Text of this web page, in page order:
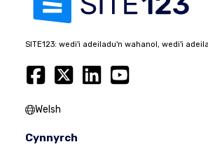
SITE123: wedi'i adeiladu'n wahanol, wedi'i
Welsh
Cynnyrch